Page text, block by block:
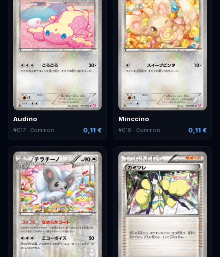
Audino
#017 · Common 0,11 €
Minccino
#018 · Common 0,11 €